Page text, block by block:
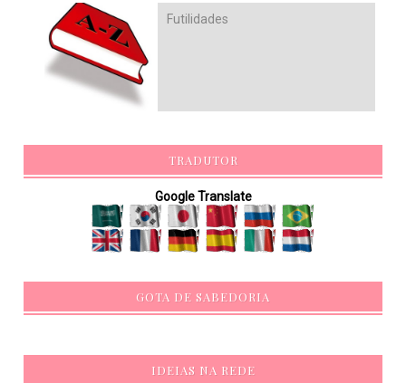
Futilidades
TRADUTOR
Google Translate
GOTA DE SABEDORIA
IDEIAS NA REDE